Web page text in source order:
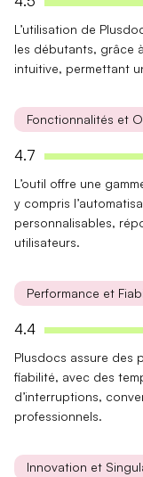
L’utilisation de
les débutants, grâce
intuitive, permettant
Fonctionnalités et
4.7
L’outil offre une
y compris l’
personnalisables,
utilisateurs.
Performance et
4.4
Plusdocs assure des
fiabilité, avec des
d’interruptions,
professionnels.
Innovation et